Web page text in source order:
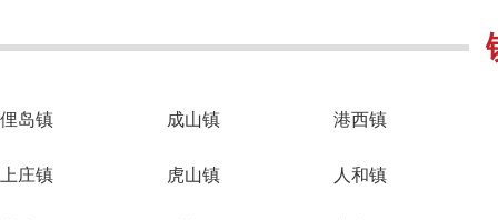
俚岛镇 成山镇 港西镇
上庄镇 虎山镇 人和镇